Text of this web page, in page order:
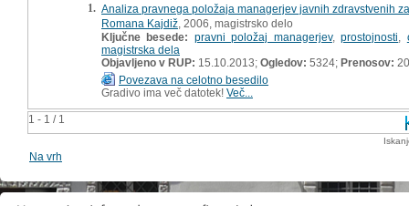
1 - 1 / 1
1. Analiza pravnega položaja managerjev javnih zdravstvenih
Romana Kajdiž , 2006, magistrsko delo
Ključne besede: pravni položaj managerjev,prostojnosti
magistrska dela
Objavljeno v RUP: 15.10.2013; Ogledov: 5324; Prenosov:
Povezava na celotno besedilo
Gradivo ima več datotek! Več...
Na vrh